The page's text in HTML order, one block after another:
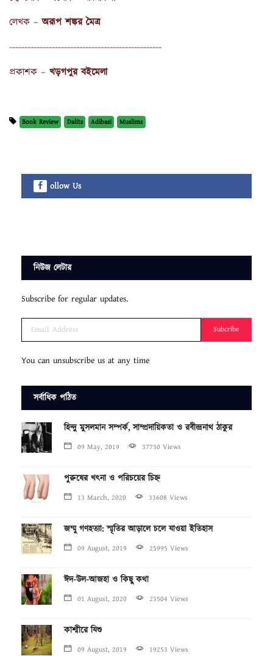
লেখক –অরূপ শঙ্কর মৈত্র
--------------------------------------------------
প্রকাশক – খড়গপুর বইমেলা
Book Review Dalits Adibasi Muslims
ollow Us
নিউজ লেটার
Subscribe for regular updates.
Subcribe
You can unsubscribe us at any time
সর্বাধিক পঠিত
হিন্দু মুসলমান সম্পর্ক, সাম্প্রদায়িকতা ও রবীন্দ্রনাথ ঠাকুর
09 May, 2019 37730 Views
পুরুষের খৎনা ও পরিচয়ের চিহ্ন
13 March, 2020 33608 Views
জম্মু গণহত্যা: স্মৃতির আড়ালে চলে যাওয়া ইতিহাস
09 August, 2019 25995 Views
ঈদ-উল-আজহা ও কিছু কথা
01 August, 2020 23504 Views
কাশ্মীরে যিশু
09 August, 2019 19253 Views